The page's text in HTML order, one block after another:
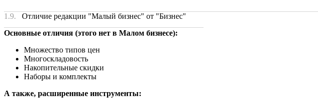
1.9.
Отличие редакции "Малый бизнес" от "Бизнес"
Основные отличия (этого нет в Малом бизнесе):
Множество типов цен
Многоскладовость
Накопительные скидки
Наборы и комплекты
А также, расширенные инструменты: